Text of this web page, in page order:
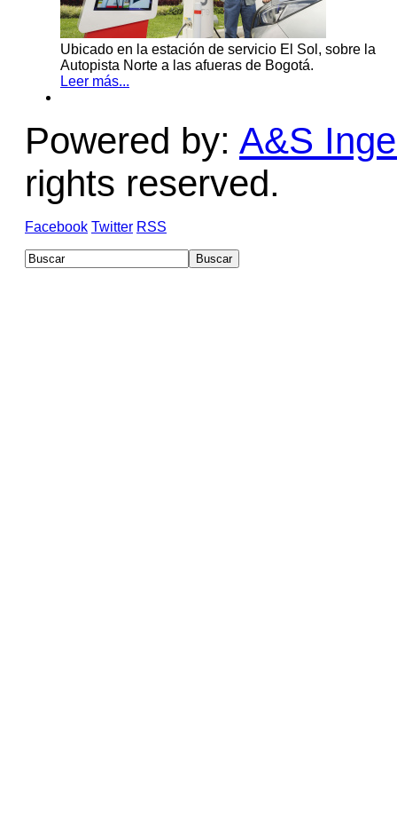
Ubicado en la estación de servicio El Sol, sobre la
Autopista Norte a las afueras de Bogotá.
Leer más...
Powered by: A&S
rights reserved.
Facebook Twitter RSS